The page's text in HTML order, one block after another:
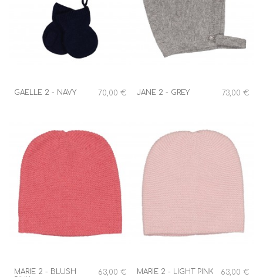
GAELLE 2 - NAVY 70,00 € JANE 2 - GREY 73,00 €
MARIE 2 - BLUSH
63,00 € MARIE 2 - LIGHT PINK 63,00 €